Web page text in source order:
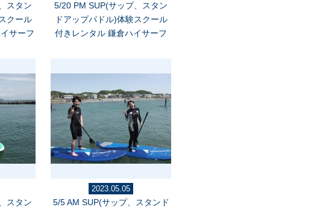
スタン
クール
サーフ
5/20 PM SUP(サップ、スタン
ドアップパドル)体験スクール
付きレンタル 鎌倉ハイサーフ
スタン
2023.05.05
5/5 AM SUP(サップ、スタンド